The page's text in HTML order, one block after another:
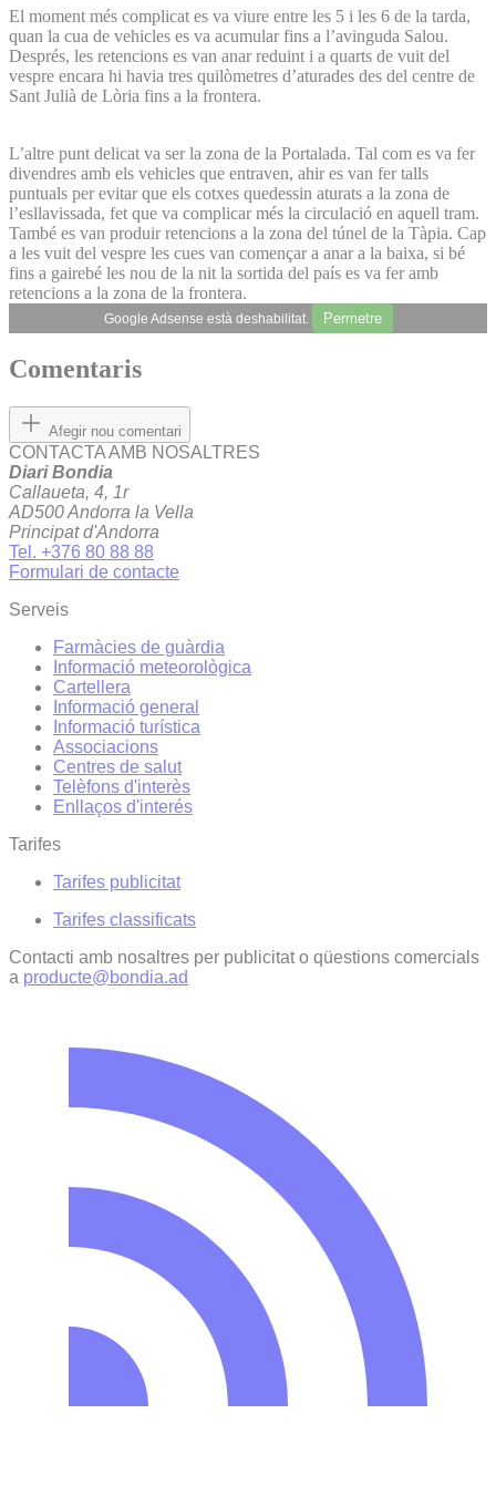
El moment més complicat es va viure entre les 5 i les 6 de la tarda,
quan la cua de vehicles es va acumular fins a l’avinguda Salou.
Després, les retencions es van anar reduint i a quarts de vuit del
vespre encara hi havia tres quilòmetres d’aturades des del centre de
Sant Julià de Lòria fins a la frontera.
L’altre punt delicat va ser la zona de la Portalada. Tal com es va fer
divendres amb els vehicles que entraven, ahir es van fer talls
puntuals per evitar que els cotxes quedessin aturats a la zona de
l’esllavissada, fet que va complicar més la circulació en aquell tram.
També es van produir retencions a la zona del túnel de la Tàpia. Cap
a les vuit del vespre les cues van començar a anar a la baixa, si bé
fins a gairebé les nou de la nit la sortida del país es va fer amb
retencions a la zona de la frontera.
Google Adsense està deshabilitat. Permetre
Comentaris
Afegir nou comentari
CONTACTA AMB NOSALTRES
Diari Bondia
Callaueta, 4, 1r
AD500 Andorra la Vella
Principat d'Andorra
Tel. +376 80 88 88
Formulari de contacte
Serveis
Farmàcies de guàrdia
Informació meteorològica
Cartellera
Informació general
Informació turística
Associacions
Centres de salut
Telèfons d'interès
Enllaços d'interés
Tarifes
Tarifes publicitat
Tarifes classificats
Contacti amb nosaltres per publicitat o qüestions comercials
a producte@bondia.ad